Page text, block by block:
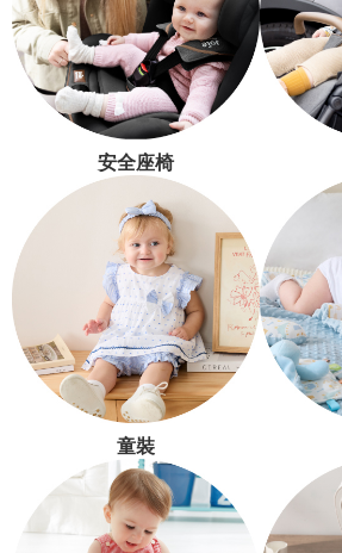
安全座椅
童裝